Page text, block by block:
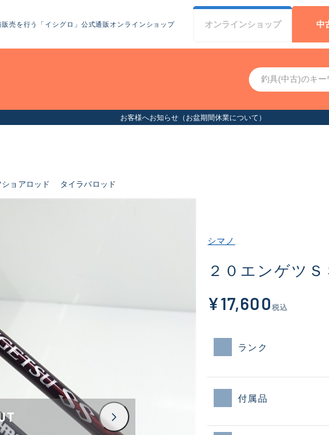
売を行う「イシグロ」公式通販オンラインショップ オンラインショップ 中
お客様へお知らせ（お盆期間休業について）
ショアロッド タイラバロッド
シマノ
２０エンゲツ
¥17,600 税込
ランク
付属品